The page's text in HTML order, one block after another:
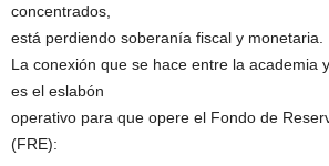
concentrados,
está perdiendo soberanía fiscal y monetaria.
La conexión que se hace entre la academia
es el eslabón
operativo para que opere el Fondo de
(FRE):